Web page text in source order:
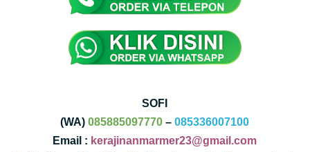
SOFI
(WA)085885097770 –085336007100
Email : kerajinanmarmer23@gmail.com